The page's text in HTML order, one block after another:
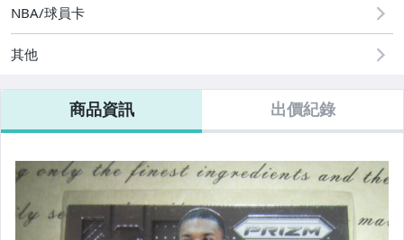
NBA/球員卡
其他
商品資訊 出價紀錄